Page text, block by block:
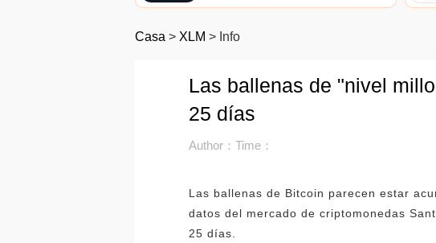
Casa > XLM > Info
Las ballenas de "nivel
25 días
Author：Time：
Las ballenas de Bitcoin parecen estar
datos del mercado de criptomonedas
25 días.